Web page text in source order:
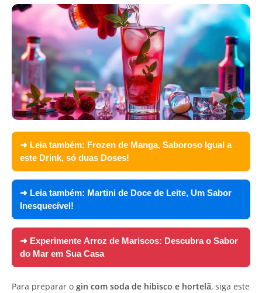
➜ Leia também: Frozen de Manga, Saboroso Igual a
este Drink, só duas Doses!
➜ Leia também: Martini de Doce de Leite, Um Sabor
Inesquecível!
➜ Experimente Arroz de Mariscos: Descubra o Sabor
do Mar em Sua Casa
Para preparar o gin com soda de hibisco e hortelã, siga este